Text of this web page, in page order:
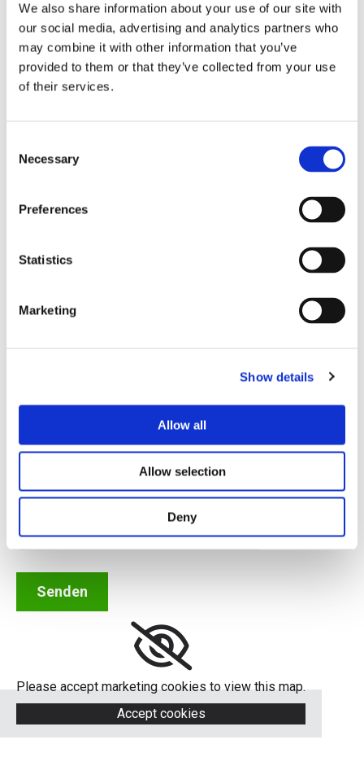
We also share information about your use of our site with
our social media, advertising and analytics partners who
may combine it with other information that you’ve
provided to them or that they’ve collected from your use
of their services.
Selection
Necessary
Preferences
Statistics
Marketing
Show details
Allow all
Allow selection
Deny
Kontaktaufnahme
Vor- und Nachname*
E-mail-Adresse*
verwenden, um Sie bezüglich Ihrer Anfrage zu
kontaktieren. Mit dem Absenden dieses Formulars
erklären Sie sich mit der Erfassung und Nutzung Ihrer
personenbezogenen Daten zu den oben genannten
Zwecken einverstanden. *
Please accept marketing cookies to view this map.
Accept cookies